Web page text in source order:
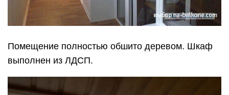
Помещение полностью обшито деревом. Шкаф
выполнен из ЛДСП.